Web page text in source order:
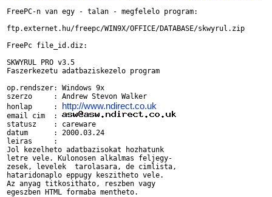
FreePC-n van egy - talan - megfelelo program:
ftp.externet.hu/freepc/WIN9X/OFFICE/DATABASE/skwyrul.zip
FreePc file_id.diz:
SKWYRUL PRO v3.5
Faszerkezetu adatbaziskezelo program
op.rendszer: Windows 9x
szerzo     : Andrew Stevon Walker
honlap     : http://www.ndirect.co.uk
email cim  :
statusz    : careware
datum      : 2000.03.24
leiras     :
Jol kezelheto adatbazisokat hozhatunk
letre vele. Kulonosen alkalmas feljegy-
zesek, levelek  tarolasara, de cimlista,
hataridonaplo eppugy keszitheto vele.
Az anyag titkosithato, reszben vagy
egeszben HTML formaba mentheto.